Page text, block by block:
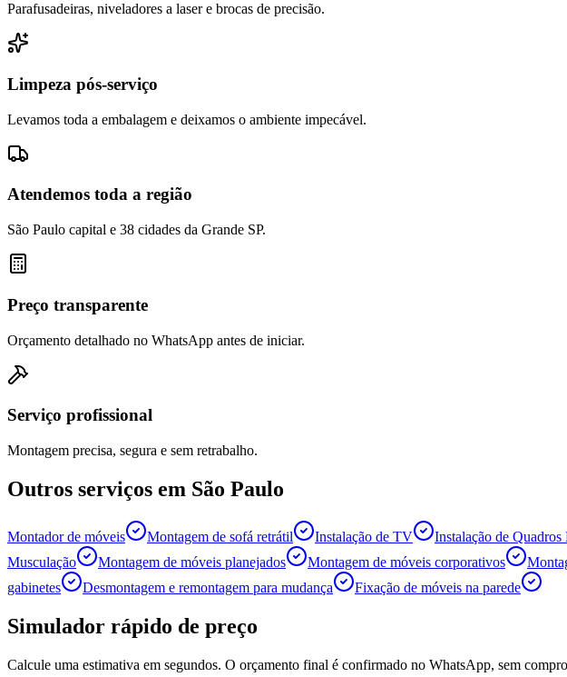
Parafusadeiras, niveladores a laser e brocas de precisão.
Limpeza pós-serviço
Levamos toda a embalagem e deixamos o ambiente impecável.
Atendemos toda a região
São Paulo capital e 38 cidades da Grande SP.
Preço transparente
Orçamento detalhado no WhatsApp antes de iniciar.
Serviço profissional
Montagem precisa, segura e sem retrabalho.
Outros serviços em São Paulo
Montador de móveis Montagem de sofá retrátil Instalação de TV Instalação de
Musculação
Montagem de móveis planejados Montagem de móveis corporativos
gabinetes
Desmontagem e remontagem para mudança Fixação de móveis na parede
Simulador rápido de preço
Calcule uma estimativa em segundos. O orçamento final é confirmado no WhatsApp, sem